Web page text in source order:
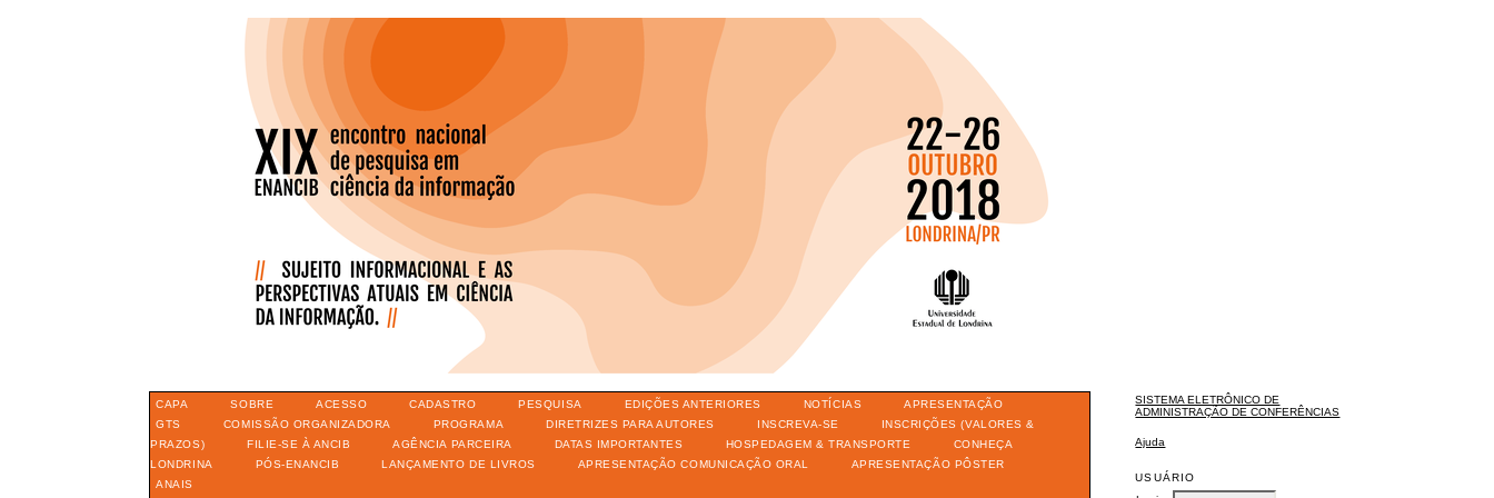
SISTEMA ELETRÔNICO DE
ADMINISTRAÇÃO DE CONFERÊNCIAS
Ajuda
USUÁRIO
CAPA SOBRE ACESSO CADASTRO PESQUISA EDIÇÕES ANTERIORES NOTÍCIAS
APRESENTAÇÃO
GTS
COMISSÃO ORGANIZADORA PROGRAMA DIRETRIZES PARA AUTORES INSCREVA-SE
INSCRIÇÕES (VALORES &
PRAZOS)
FILIE-SE À ANCIB AGÊNCIA PARCEIRA DATAS IMPORTANTES HOSPEDAGEM & TRANSPORTE
CONHEÇA
LONDRINA
PÓS-ENANCIB LANÇAMENTO DE LIVROS APRESENTAÇÃO COMUNICAÇÃO ORAL
APRESENTAÇÃO PÔSTER
ANAIS